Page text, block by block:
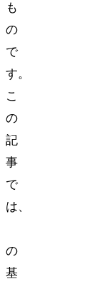
も
の
で
す。
こ
の
記
事
で
は、
の
基